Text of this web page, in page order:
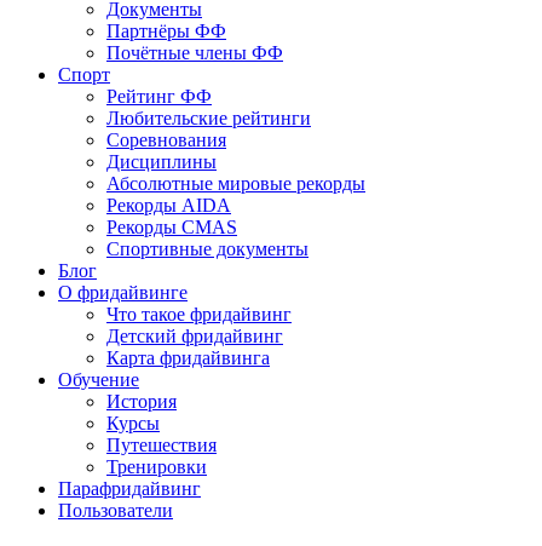
Документы
Партнёры ФФ
Почётные члены ФФ
Спорт
Рейтинг ФФ
Любительские рейтинги
Соревнования
Дисциплины
Абсолютные мировые рекорды
Рекорды AIDA
Рекорды CMAS
Спортивные документы
Блог
О фридайвинге
Что такое фридайвинг
Детский фридайвинг
Карта фридайвинга
Обучение
История
Курсы
Путешествия
Тренировки
Парафридайвинг
Пользователи